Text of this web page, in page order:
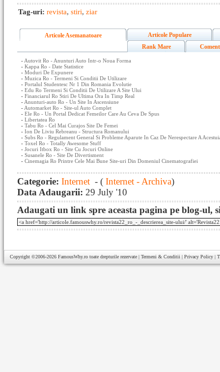
Tag-uri: revista, stiri, ziar
Articole Asemanatoare
Articole Populare
Rank Mare
- Autovit Ro - Anunturi Auto Intr-o Noua Forma
- Kappa Ro - Date Statistice
- Moduri De Expunere
- Muzica Ro - Termeni Si Conditii De Utilizare
- Portalul Studentesc Nr 1 Din Romania Evolutie
- Edu Ro Termeni Si Conditii De Utilizare A Site Ului
- Financiarul Ro Stiri De Ultima Ora In Timp Real
- Anunturi-auto Ro - Un Site In Ascensiune
- Automarket Ro - Site-ul Auto Complet
- Ele Ro - Un Portal Dedicat Femeilor Care Au Ceva De Spus
- Libertatea Ro
- Tabu Ro - Cel Mai Curajos Site De Femei
- Ion De Liviu Rebreanu - Structura Romanului
- Subs Ro - Regulament General Si Probleme Aparute In Caz De Nerespectare A
- Toxel Ro - Totally Awesome Stuff
- Jocuri Itbox Ro - Site Cu Jocuri Online
- Susanele Ro - Site De Divertisment
- Cinemagia Ro Printre Cele Mai Bune Site-uri Din Domeniul Cinematografiei
Categorie: Internet - ( Internet - Archiva)
Data Adaugarii: 29 July '10
Adaugati un link spre aceasta pagina pe blog-ul,
Copyright ©2006-2026 FamousWhy.ro toate drepturile rezervate | Termeni & Conditii | Privacy Policy |